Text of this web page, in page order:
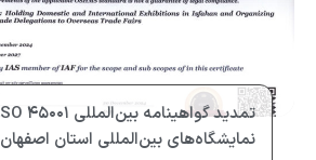
نمایشگاه‌های بین‌المللی استان اصفهان